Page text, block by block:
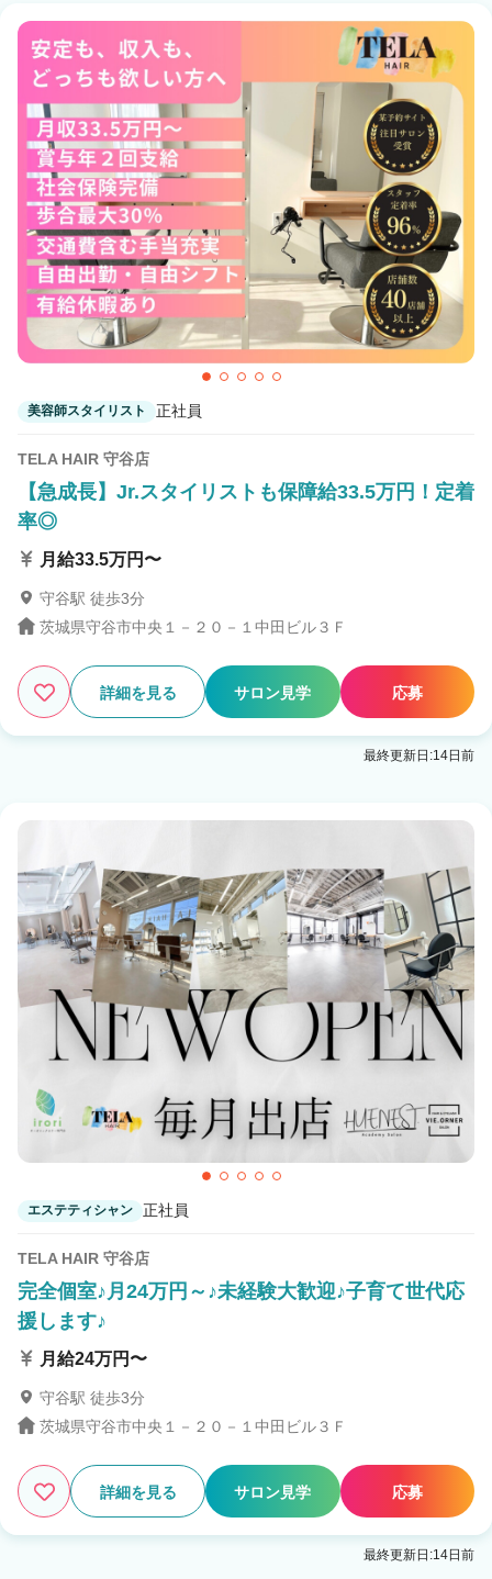
美容師スタイリスト 正社員
TELA HAIR 守谷店
【急成長】Jr.スタイリストも保障給33.5万円！定着
率◎
月給33.5万円〜
守谷駅 徒歩3分
茨城県守谷市中央１－２０－１中田ビル３Ｆ
詳細を見る サロン見学 応募
最終更新日:14日前
エステティシャン 正社員
TELA HAIR 守谷店
完全個室♪月24万円～♪未経験大歓迎♪子育て世代応
援します♪
月給24万円〜
守谷駅 徒歩3分
茨城県守谷市中央１－２０－１中田ビル３Ｆ
詳細を見る サロン見学 応募
最終更新日:14日前